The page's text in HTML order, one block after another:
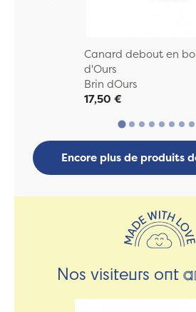
Canard debout en
d'Ours
Brin dOurs
17,50 €
Encore plus de produits
Nos visiteurs ont